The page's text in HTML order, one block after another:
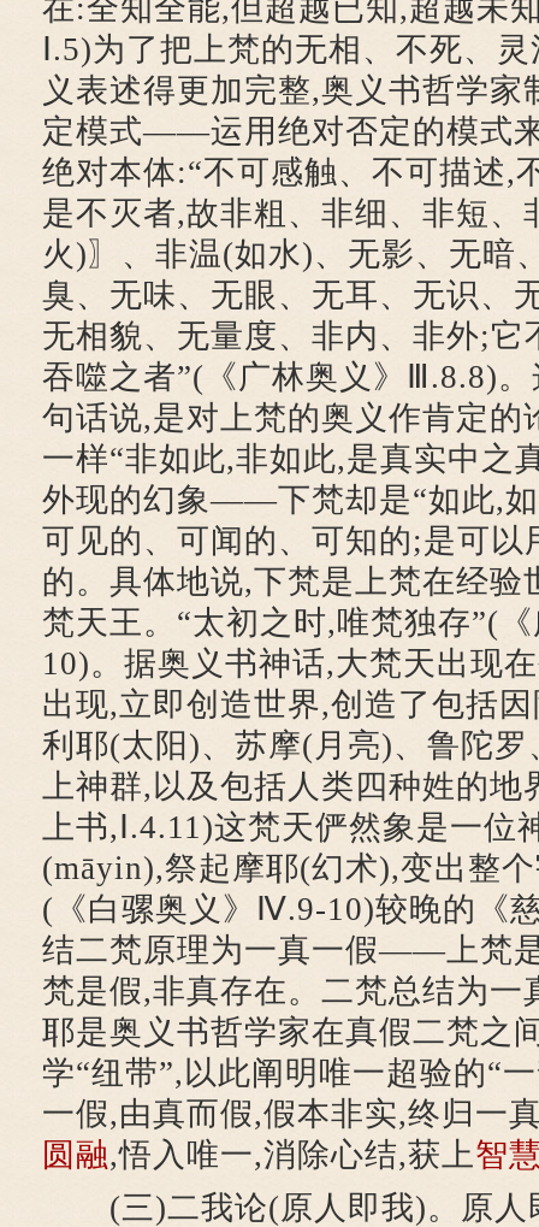
在:全知全能,但超越已知,超越未
Ⅰ.5)为了把上梵的无相、不死、
义表述得更加完整,奥义书哲学家
定模式——运用绝对否定的模式
绝对本体:“不可感触、不可描述,
是不灭者,故非粗、非细、非短、
火)〗、非温(如水)、无影、无暗
臭、无味、无眼、无耳、无识、
无相貌、无量度、非内、非外;它
吞噬之者”(《广林奥义》Ⅲ.8.8)
句话说,是对上梵的奥义作肯定的
一样“非如此,非如此,是真实中之
外现的幻象——下梵却是“如此,
可见的、可闻的、可知的;是可以
的。具体地说,下梵是上梵在经
梵天王。“太初之时,唯梵独存”(
10)。据奥义书神话,大梵天出现
出现,立即创造世界,创造了包括
利耶(太阳)、苏摩(月亮)、鲁陀
上神群,以及包括人类四种姓的地
上书,Ⅰ.4.11)这梵天俨然象是一位
(māyin),祭起摩耶(幻术),变出整
(《白骡奥义》Ⅳ.9-10)较晚的《
结二梵原理为一真一假——上梵
梵是假,非真存在。二梵总结为一
耶是奥义书哲学家在真假二梵之
学“纽带”,以此阐明唯一超验的“
一假,由真而假,假本非实,终归一
圆融,悟入唯一,消除心结,获上智
(三)二我论(原人即我)。原人